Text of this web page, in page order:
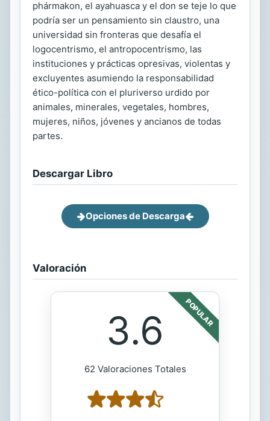
phármakon, el ayahuasca y el don se teje lo que
podría ser un pensamiento sin claustro, una
universidad sin fronteras que desafía el
logocentrismo, el antropocentrismo, las
instituciones y prácticas opresivas, violentas y
excluyentes asumiendo la responsabilidad
ético-política con el pluriverso urdido por
animales, minerales, vegetales, hombres,
mujeres, niños, jóvenes y ancianos de todas
partes.
Descargar Libro
Opciones de Descarga
Valoración
POPULAR
3.6
62 Valoraciones Totales